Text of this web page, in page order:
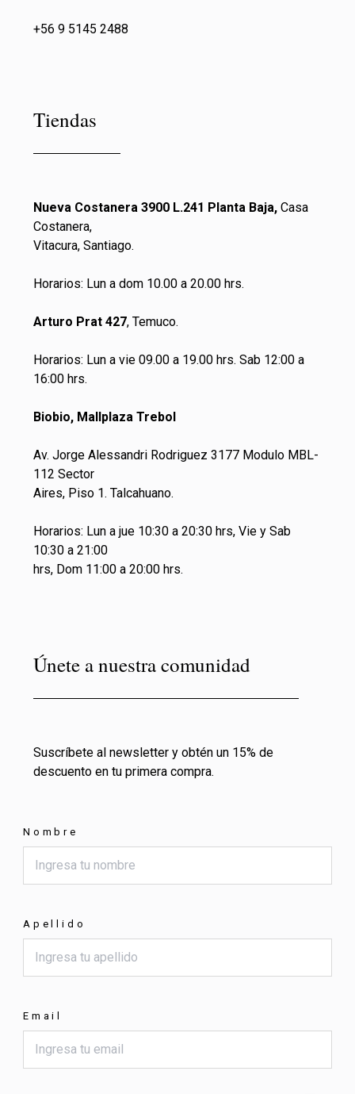
+56 9 5145 2488
Tiendas
Nueva Costanera 3900 L.241 Planta Baja, Casa
Costanera,
Vitacura, Santiago.
Horarios: Lun a dom 10.00 a 20.00 hrs.
Arturo Prat 427, Temuco.
Horarios: Lun a vie 09.00 a 19.00 hrs. Sab 12:00 a
16:00 hrs.
Biobio, Mallplaza Trebol
Av. Jorge Alessandri Rodriguez 3177 Modulo MBL-
112 Sector
Aires, Piso 1. Talcahuano.
Horarios: Lun a jue 10:30 a 20:30 hrs, Vie y Sab
10:30 a 21:00
hrs, Dom 11:00 a 20:00 hrs.
Únete a nuestra comunidad
Suscríbete al newsletter y obtén un 15% de
descuento en tu primera compra.
Nombre
Apellido
Email